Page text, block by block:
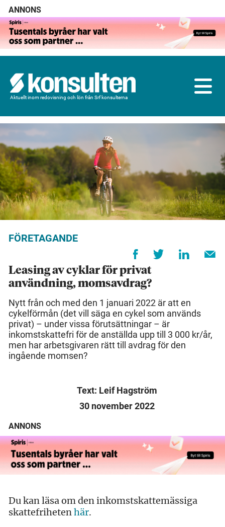
ANNONS
Aktuellt inom redovisning och lön från Srf konsulterna
FÖRETAGANDE
Leasing av cyklar för privat
användning, momsavdrag?
Nytt från och med den 1 januari 2022 är att en
cykelförmån (det vill säga en cykel som används
privat) – under vissa förutsättningar – är
inkomstskattefri för de anställda upp till 3 000 kr/år,
men har arbetsgivaren rätt till avdrag för den
ingående momsen?
Text: Leif Hagström
30 november 2022
ANNONS
Du kan läsa om den inkomstskattemässiga
skattefrihetenhär.